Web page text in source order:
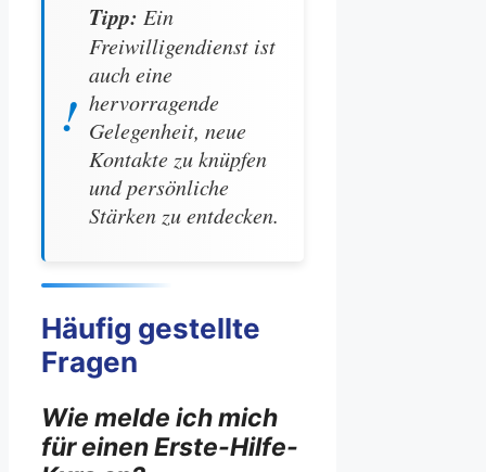
Tipp: Ein
Freiwilligendienst ist
auch eine
hervorragende
Gelegenheit, neue
Kontakte zu knüpfen
und persönliche
Stärken zu entdecken.
Häufig gestellte
Fragen
Wie melde ich mich
für einen Erste-Hilfe-